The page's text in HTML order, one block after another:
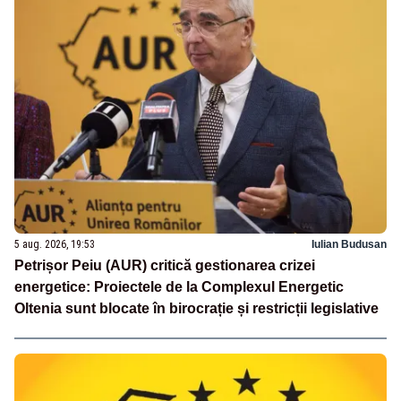
5 aug. 2026, 19:53 Iulian Budusan
Petrișor Peiu (AUR) critică gestionarea crizei
energetice: Proiectele de la Complexul Energetic
Oltenia sunt blocate în birocrație și restricții legislative